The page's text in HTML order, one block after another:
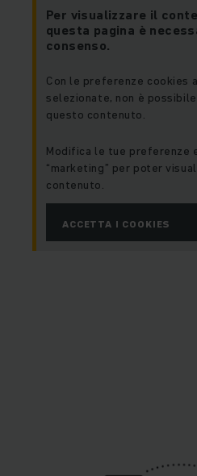
Per visualizzare il
questa pagina è
consenso.
Con le preferenze cookies
selezionate, non è
questo contenuto.
Modifica le tue preferenze
“marketing” per poter
contenuto.
ACCETTA I COOKIES